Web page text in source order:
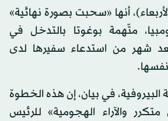
أنها «سحبت بصورة نهائية»
متّهمة بوغوتا بالتدخل في
شهر من استدعاء سفيرها لدى
البيروفية، في بيان، إن هذه الخطوة
والآراء الهجومية» للرئيس